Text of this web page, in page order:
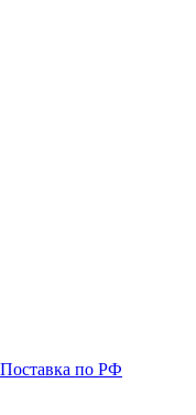
Поставка по РФ